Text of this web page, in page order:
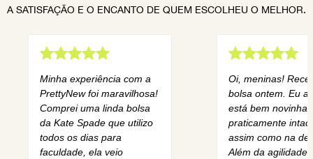
A SATISFAÇÃO E O ENCANTO DE QUEM ESCOLHEU O MELHOR.
Minha experiência com a
PrettyNew foi maravilhosa!
Comprei uma linda bolsa
da Kate Spade que utilizo
todos os dias para
faculdade, ela veio
Oi, meninas!
bolsa ontem. Eu
está bem novinha,
praticamente
assim como na
Além da agilidade